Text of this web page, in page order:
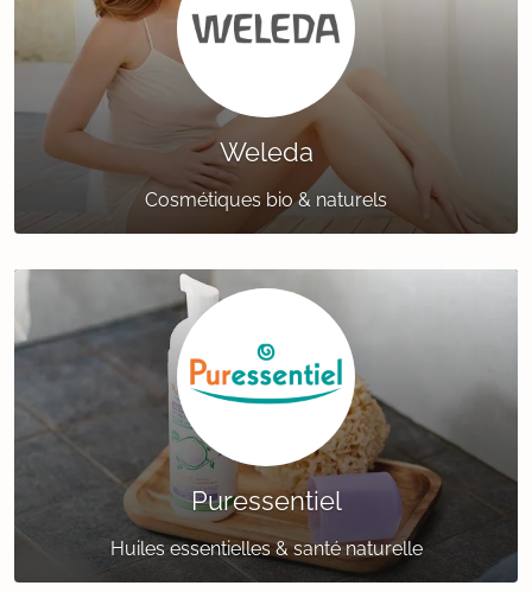
Weleda
Cosmétiques bio & naturels
Puressentiel
Huiles essentielles & santé naturelle